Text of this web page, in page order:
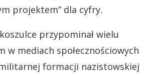
projektem” dla cyfry.
przypominał wielu
w mediach społecznościowych
formacji nazistowskiej